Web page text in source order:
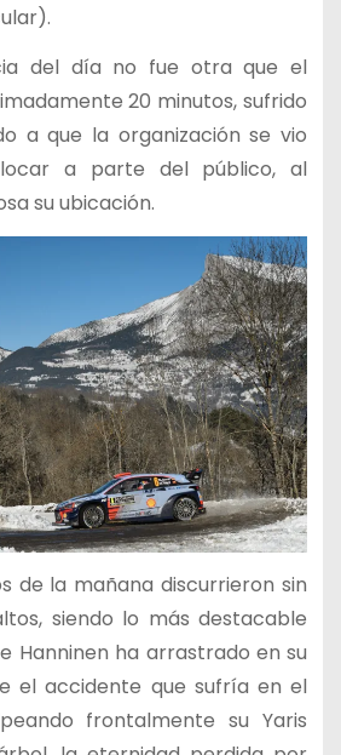
del día no fue otra que el
20 minutos, sufrido
a que la organización se vio
a parte del público, al
su ubicación.
de la mañana discurrieron sin
siendo lo más destacable
Hanninen ha arrastrado en su
el accidente que sufría en el
frontalmente su Yaris